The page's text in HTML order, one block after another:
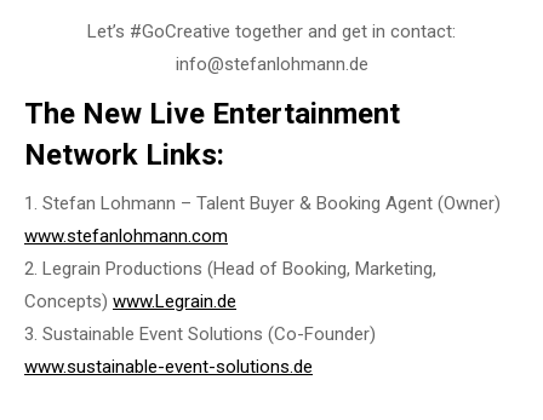
Let’s #GoCreative together and get in contact:
info@stefanlohmann.de
The New Live Entertainment
Network Links:
1. Stefan Lohmann – Talent Buyer & Booking Agent (Owner)
www.stefanlohmann.com
2. Legrain Productions (Head of Booking, Marketing,
Concepts) www.Legrain.de
3. Sustainable Event Solutions (Co-Founder)
www.sustainable-event-solutions.de